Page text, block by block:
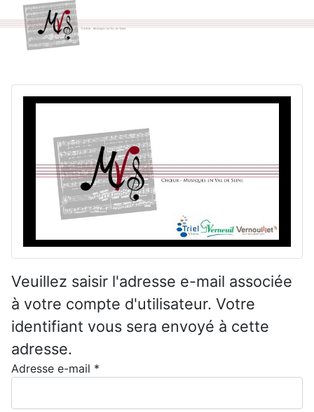
Veuillez saisir l'adresse e-mail associée
à votre compte d'utilisateur. Votre
identifiant vous sera envoyé à cette
adresse.
Adresse e-mail *